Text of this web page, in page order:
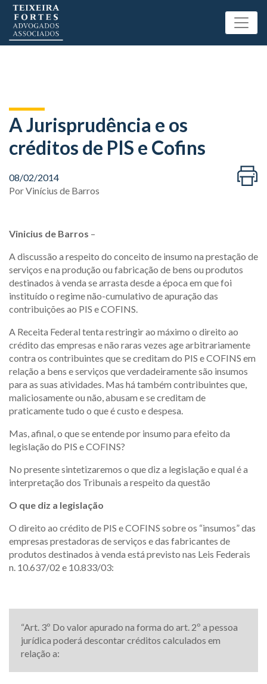
A Jurisprudência e os
créditos de PIS e Cofins
08/02/2014
PorVinícius de Barros
Vinicius de Barros –
A discussão a respeito do conceito de insumo na prestação de
serviços e na produção ou fabricação de bens ou produtos
destinados à venda se arrasta desde a época em que foi
instituído o regime não-cumulativo de apuração das
contribuições ao PIS e COFINS.
A Receita Federal tenta restringir ao máximo o direito ao
crédito das empresas e não raras vezes age arbitrariamente
contra os contribuintes que se creditam do PIS e COFINS em
relação a bens e serviços que verdadeiramente são insumos
para as suas atividades. Mas há também contribuintes que,
maliciosamente ou não, abusam e se creditam de
praticamente tudo o que é custo e despesa.
Mas, afinal, o que se entende por insumo para efeito da
legislação do PIS e COFINS?
No presente sintetizaremos o que diz a legislação e qual é a
interpretação dos Tribunais a respeito da questão
O que diz a legislação
O direito ao crédito de PIS e COFINS sobre os “insumos” das
empresas prestadoras de serviços e das fabricantes de
produtos destinados à venda está previsto nas Leis Federais
n. 10.637/02 e 10.833/03:
“Art. 3º Do valor apurado na forma do art. 2º a pessoa
jurídica poderá descontar créditos calculados em
relação a: